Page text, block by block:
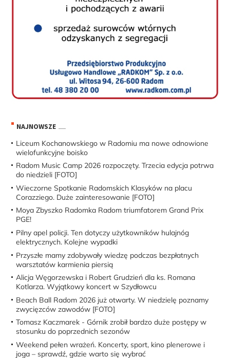
NAJNOWSZE
Liceum Kochanowskiego w Radomiu ma nowe odnowione
wielofunkcyjne boisko
Radom Music Camp 2026 rozpoczęty. Trzecia edycja potrwa
do niedzieli [FOTO]
Wieczorne Spotkanie Radomskich Klasyków na placu
Corazziego. Duże zainteresowanie [FOTO]
Moya Zbyszko Radomka Radom triumfatorem Grand Prix
PGE!
Pilny apel policji. Ten dotyczy użytkowników hulajnóg
elektrycznych. Kolejne wypadki
Przyszłe mamy zdobywały wiedzę podczas bezpłatnych
warsztatów karmienia piersią
Alicja Węgorzewska i Robert Grudzień dla ks. Romana
Kotlarza. Wyjątkowy koncert w Szydłowcu
Beach Ball Radom 2026 już otwarty. W niedzielę poznamy
zwycięzców zawodów [FOTO]
Tomasz Kaczmarek - Górnik zrobił bardzo duże postępy w
stosunku do poprzednich sezonów
Weekend pełen wrażeń. Koncerty, sport, kino plenerowe i
joga – sprawdź, gdzie warto się wybrać